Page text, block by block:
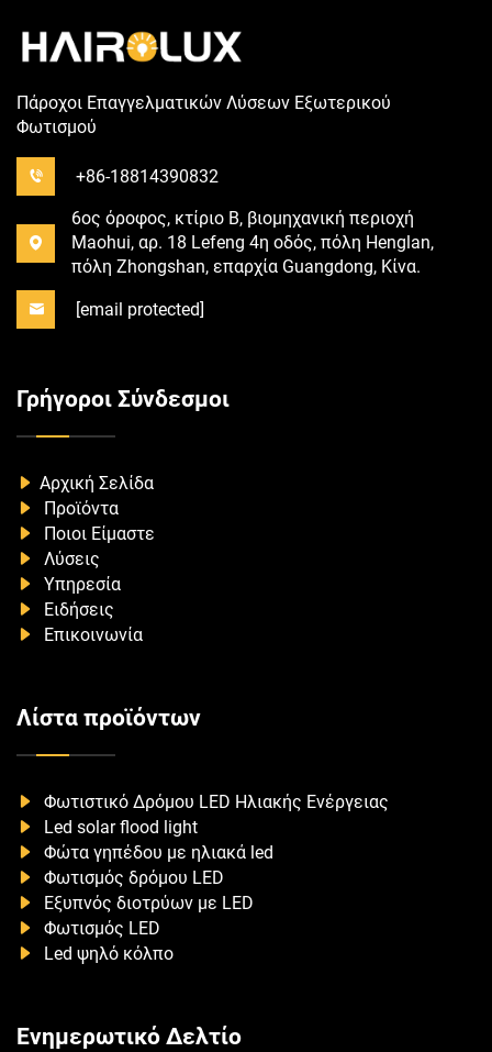
Πάροχοι Επαγγελματικών Λύσεων Εξωτερικού
Φωτισμού
+86-18814390832
6ος όροφος, κτίριο B, βιομηχανική περιοχή
Maohui, αρ. 18 Lefeng 4η οδός, πόλη Henglan,
πόλη Zhongshan, επαρχία Guangdong, Κίνα.
[email protected]
Γρήγοροι Σύνδεσμοι
Αρχική Σελίδα
Προϊόντα
Ποιοι Είμαστε
Λύσεις
Υπηρεσία
Ειδήσεις
Επικοινωνία
Λίστα προϊόντων
Φωτιστικό Δρόμου LED Ηλιακής Ενέργειας
Led solar flood light
Φώτα γηπέδου με ηλιακά led
Φωτισμός δρόμου LED
Εξυπνός διοτρύων με LED
Φωτισμός LED
Led ψηλό κόλπο
Ενημερωτικό Δελτίο